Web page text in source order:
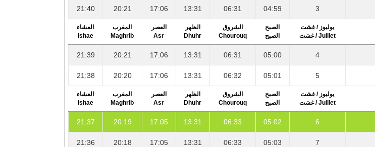
3
04:59
06:31
13:31
17:06
20:21
21:40
يوليوز / غشت
Juillet / غشت
الصبح
الصبح
الشروق
Chourouq
الظهر
Dhuhr
العصر
Asr
المغرب
Maghrib
العشاء
Ishae
4
05:00
06:31
13:31
17:06
20:21
21:39
5
05:01
06:32
13:31
17:06
20:20
21:38
يوليوز / غشت
Juillet / غشت
الصبح
الصبح
الشروق
Chourouq
الظهر
Dhuhr
العصر
Asr
المغرب
Maghrib
العشاء
Ishae
6
05:02
06:33
13:31
17:05
20:19
21:37
7
05:03
06:33
13:31
17:05
20:18
21:36